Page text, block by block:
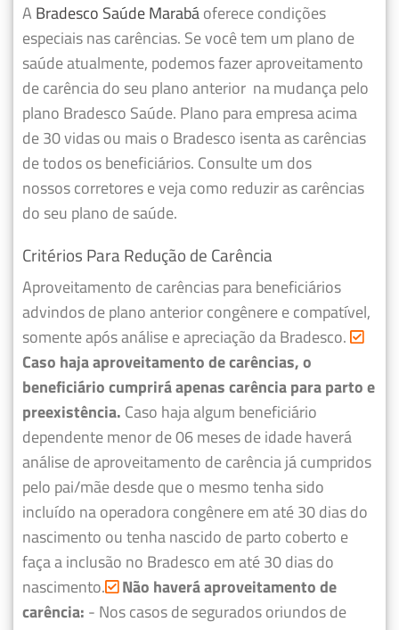
A Bradesco Saúde Marabáoferece condições
especiais nas carências. Se você tem um plano de
saúde atualmente, podemos fazeraproveitamento
de carência do seu plano anterior na mudança pelo
plano Bradesco Saúde. Plano para empresa acima
de 30 vidas ou mais o Bradesco isenta as carências
de todos os beneficiários. Consulte um dos
nossos corretores e veja como reduzir as carências
do seu plano de saúde.
Critérios Para Redução de Carência
Aproveitamento de carências para beneficiários
advindos de plano anterior congênere e compatível,
somente após análise e apreciação da Bradesco.
Caso haja aproveitamento de carências, o
beneficiário cumprirá apenas carência para parto e
preexistência. Caso haja algum beneficiário
dependente menor de 06 meses de idade haverá
análise de aproveitamento de carência já cumpridos
pelo pai/mãe desde que o mesmo tenha sido
incluído na operadora congênere em até 30 dias do
nascimento ou tenha nascido de parto coberto e
faça a inclusão no Bradesco em até 30 dias do
nascimento. Não haverá aproveitamento de
carência: - Nos casos de segurados oriundos de